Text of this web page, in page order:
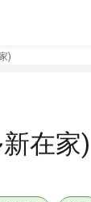
)
在家)